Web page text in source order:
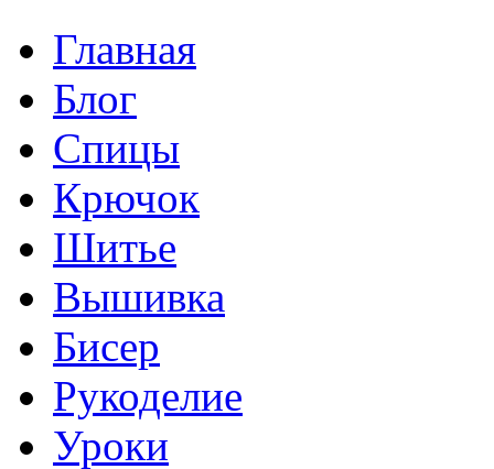
Главная
Блог
Спицы
Крючок
Шитье
Вышивка
Бисер
Рукоделие
Уроки